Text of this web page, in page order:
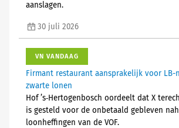
aanslagen.
30 juli 2026
VN VANDAAG
Firmant restaurant aansprakelijk voor LB-
zwarte lonen
Hof ’s‑Hertogenbosch oordeelt dat X
is gesteld voor de onbetaald gebleven
loonheffingen van de VOF.